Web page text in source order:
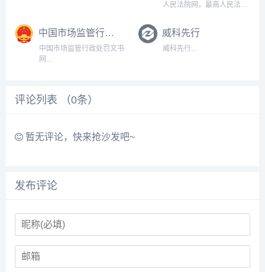
人民法院网，最高人民法
群众了解和联系最高人民法
院的重要窗口，承载着司法
公开、法治宣传、服务群
中国市场监管行政处罚文书网
中国市场监管行政处罚文书
网...
威科先行
威科先行...
评论列表 （0条）
暂无评论，快来抢沙发吧~
发布评论